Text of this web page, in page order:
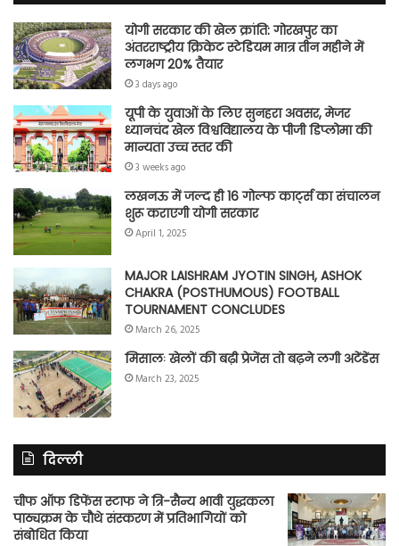
योगी सरकार की खेल क्रांति: गोरखपुर का
अंतरराष्ट्रीय क्रिकेट स्टेडियम मात्र तीन महीने में
लगभग 20% तैयार
3 days ago
यूपी के युवाओं के लिए सुनहरा अवसर, मेजर
ध्यानचंद खेल विश्वविद्यालय के पीजी डिप्लोमा की
मान्यता उच्च स्तर की
3 weeks ago
लखनऊ में जल्द ही 16 गोल्फ कार्ट्स का संचालन
शुरू कराएगी योगी सरकार
April 1, 2025
MAJOR LAISHRAM JYOTIN SINGH, ASHOK
CHAKRA (POSTHUMOUS) FOOTBALL
TOURNAMENT CONCLUDES
March 26, 2025
मिसालः खेलों की बढ़ी प्रेजेंस तो बढ़ने लगी अटेंडेंस
March 23, 2025
दिल्ली
चीफ ऑफ डिफेंस स्टाफ ने त्रि-सैन्य भावी युद्धकला
पाठ्यक्रम के चौथे संस्करण में प्रतिभागियों को
संबोधित किया